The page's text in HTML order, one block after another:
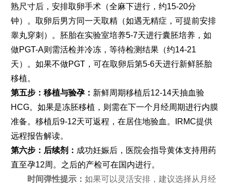
熟尺寸后，安排取卵手术（全麻下进行，约15-20分
钟）。取卵后男方同一天取精（如遇无精症，可提前安排
睾丸穿刺）。胚胎在实验室培养5-7天进行囊胚培养，如
做PGT-A则需活检并冷冻，等待检测结果（约14-21
天）。如果不做PGT，可在取卵后第5-6天进行新鲜胚胎
移植。
第五步：移植与验孕： 新鲜周期移植后12-14天抽血验
HCG。如果是冻胚移植，则需在下一个月经周期进行内膜
准备。移植后9-12天可返程，在居住地验血。IRMC提供
远程报告解读。
第六步：后续剂： 成功妊娠后，医院会指导黄体支持用药
直至孕12周。之后的产检可在国内进行。
时间弹性提示： 如果可以灵活安排，建议选择从月经